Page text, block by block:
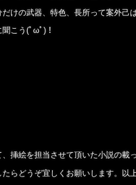
けの武器、特色、長所って案外己
こう(ﾟωﾟ)！
挿絵を担当させて頂いた小説の載
らどうぞ宜しくお願いします。以上